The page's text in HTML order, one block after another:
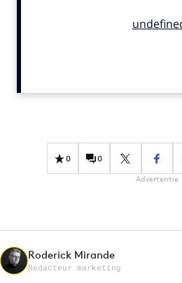
Effectiviteit
Interne communicatie
Martech
Media
0 0
Advertentie
Roderick Mirande
Redacteur marketing